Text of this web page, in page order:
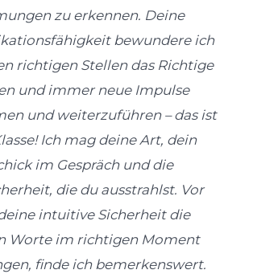
zu erkennen. Deine
bewundere ich
richtigen Stellen das Richtige
und immer neue Impulse
und weiterzuführen – das ist
Ich mag deine Art, dein
im Gespräch und die
die du ausstrahlst. Vor
intuitive Sicherheit die
Worte im richtigen Moment
finde ich bemerkenswert.